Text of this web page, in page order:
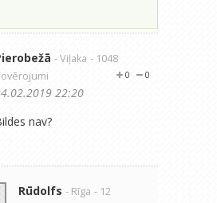
- Viļaka - 1048
0
0
22:20
nav?
Rūdolfs - Rīga - 12